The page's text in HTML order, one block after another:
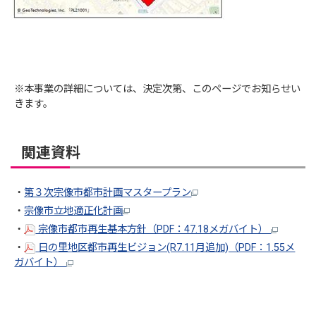
※本事業の詳細については、決定次第、このページでお知らせい
きます。
関連資料
・第３次宗像市都市計画マスタープラン
・宗像市立地適正化計画
・
宗像市都市再生基本方針（PDF：47.18メガバイト）
・
日の里地区都市再生ビジョン(R7.11月追加)（PDF：1.55メ
ガバイト）